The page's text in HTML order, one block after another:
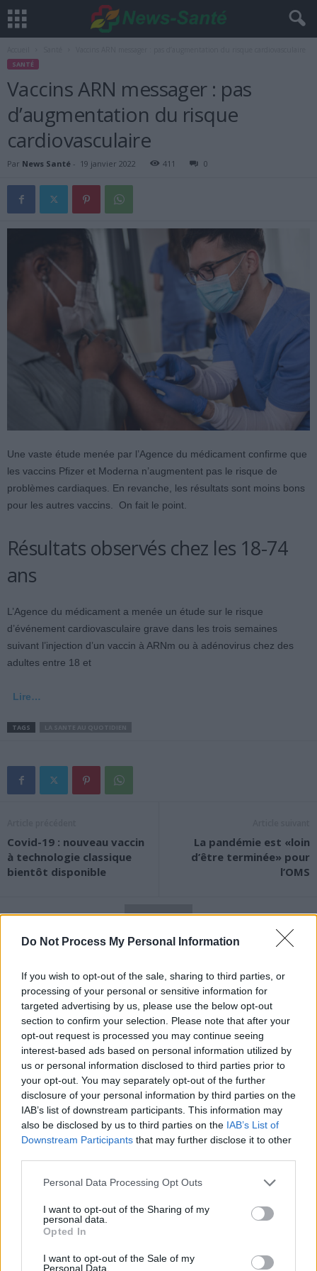
Do Not Process My Personal Information
If you wish to opt-out of the sale, sharing to third parties, or
processing of your personal or sensitive information for
targeted advertising by us, please use the below opt-out
section to confirm your selection. Please note that after your
opt-out request is processed you may continue seeing
interest-based ads based on personal information utilized by
us or personal information disclosed to third parties prior to
your opt-out. You may separately opt-out of the further
disclosure of your personal information by third parties on the
IAB’s list of downstream participants. This information may
also be disclosed by us to third parties on the IAB’s List of
Downstream Participants that may further disclose it to other
Personal Data Processing Opt Outs
I want to opt-out of the Sharing of my
personal data.
Opted In
I want to opt-out of the Sale of my
Personal Data.
SANTÉ
Vaccins ARN messager : pas
d’augmentation du risque
cardiovasculaire
Par News Santé - 19 janvier 2022 411 0
Une vaste étude menée par l’Agence du médicament confirme que
les vaccins Pfizer et Moderna n’augmentent pas le risque de
problèmes cardiaques. En revanche, les résultats sont moins bons
pour les autres vaccins. On fait le point.
Résultats observés chez les 18-74
ans
L’Agence du médicament a menée un étude sur le risque
d’événement cardiovasculaire grave dans les trois semaines
suivant l’injection d’un vaccin à ARNm ou à adénovirus chez des
adultes entre 18 et
Lire…
TAGS
Covid-19 : nouveau vaccin
à technologie classique
bientôt disponible
La pandémie est «loin
d’être terminée» pour
l’OMS
News Santé
https://news-sante.fr
ARTICLES CONNEXES PLUS DE L'AUTEUR
Canicule : les conseils
cardiologues pour
Éclipse du 12 août :
lunettes de sécurité
Un chewing-gum
combattre le cancer
Populaires